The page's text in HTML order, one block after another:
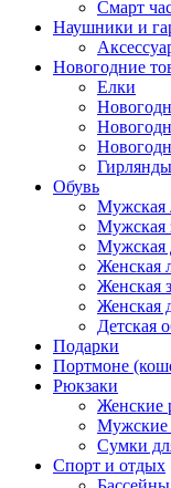
Смарт
Наушники и
Новогодние
Елки
Обувь
Мужская
Мужская
Мужская
Женская
Женская
Женская
Детская
Подарки
Портмоне
Рюкзаки
Женские
Мужские
Сумки
Спорт и отдых